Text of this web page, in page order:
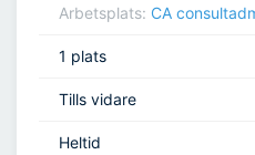
Arbetsplats: CA
1 plats
Tills vidare
Heltid